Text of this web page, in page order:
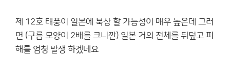
제 12호 태풍이 일본에 북상 할 가능성이 매우 높은데 그러
면 (구름 모양이 2배를 크니깐) 일본 거의 전체를 뒤덮고 피
해를 엄청 발생 하겠네요